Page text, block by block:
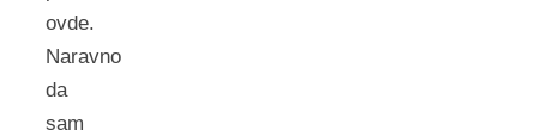
ovde.
Naravno
da
sam